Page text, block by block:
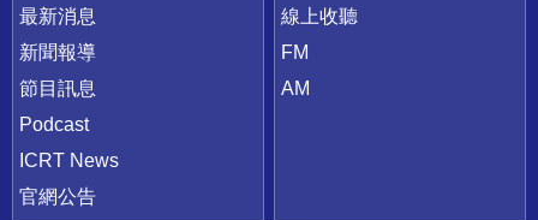
最新消息
新聞報導
節目訊息
Podcast
ICRT News
官網公告
線上收聽
FM
AM